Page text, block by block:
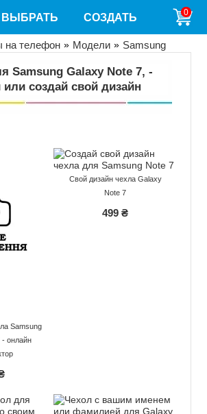
ВЫБРАТЬ СОЗДАТЬ 0
на телефон Модели Samsung
Samsung Galaxy Note 7, -
создай свой дизайн
Samsung
- онлайн
Свой дизайн чехла Galaxy
Note 7
499 ₴